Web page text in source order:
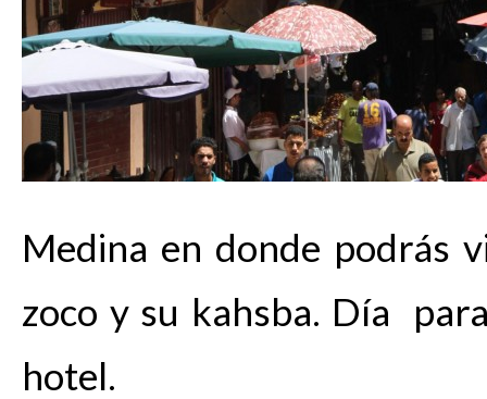
Medina en donde podrás
zoco y su kahsba. Día
hotel.